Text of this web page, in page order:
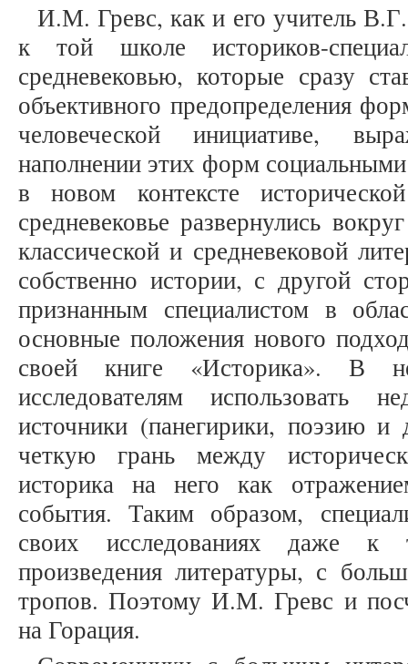
И.М. Гревс, как и его учитель
к той школе историков-
средневековью, которые сразу
объективного предопределения
человеческой инициативе,
наполнении этих форм
в новом контексте
средневековье развернулись
классической и средневековой
собственно истории, с другой
признанным специалистом в
основные положения нового
своей книге «Историка». В
исследователям использовать
источники (панегирики, поэзию
четкую грань между
историка на него как
события. Таким образом,
своих исследованиях даже к
произведения литературы, с
тропов. Поэтому И.М. Гревс и
на Горация.